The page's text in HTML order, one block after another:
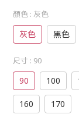
顏色 : 灰色
灰色 黑色
尺寸 : 90
90 100
160 170